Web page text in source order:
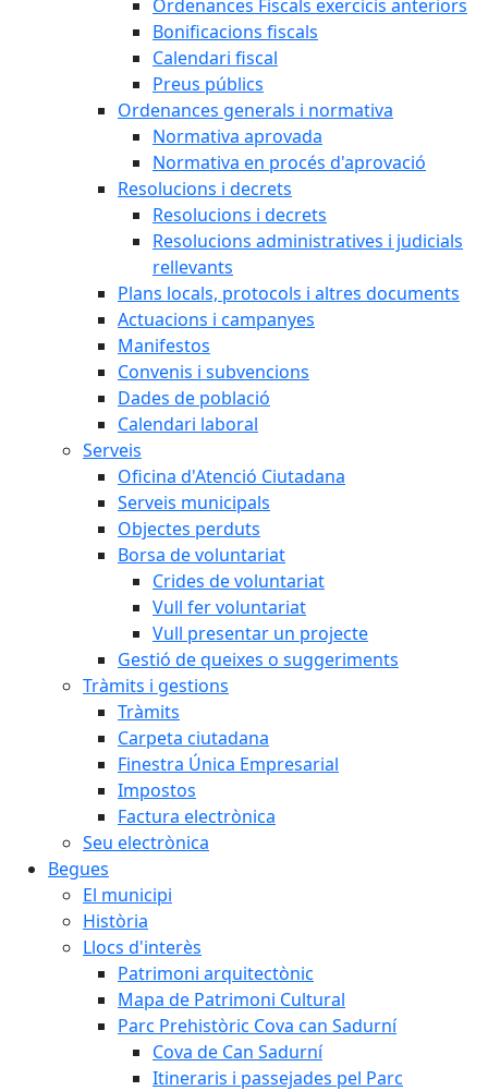
Ordenances Fiscals exercicis anteriors
Bonificacions fiscals
Calendari fiscal
Preus públics
Ordenances generals i normativa
Normativa aprovada
Normativa en procés d'aprovació
Resolucions i decrets
Resolucions i decrets
Resolucions administratives i judicials
rellevants
Plans locals, protocols i altres documents
Actuacions i campanyes
Manifestos
Convenis i subvencions
Dades de població
Calendari laboral
Serveis
Oficina d'Atenció Ciutadana
Serveis municipals
Objectes perduts
Borsa de voluntariat
Crides de voluntariat
Vull fer voluntariat
Vull presentar un projecte
Gestió de queixes o suggeriments
Tràmits i gestions
Tràmits
Carpeta ciutadana
Finestra Única Empresarial
Impostos
Factura electrònica
Seu electrònica
Begues
El municipi
Història
Llocs d'interès
Patrimoni arquitectònic
Mapa de Patrimoni Cultural
Parc Prehistòric Cova can Sadurní
Cova de Can Sadurní
Itineraris i passejades pel Parc